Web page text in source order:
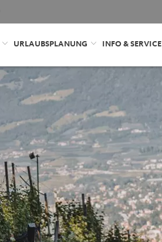
URLAUBSPLANUNG INFO & SERVICE